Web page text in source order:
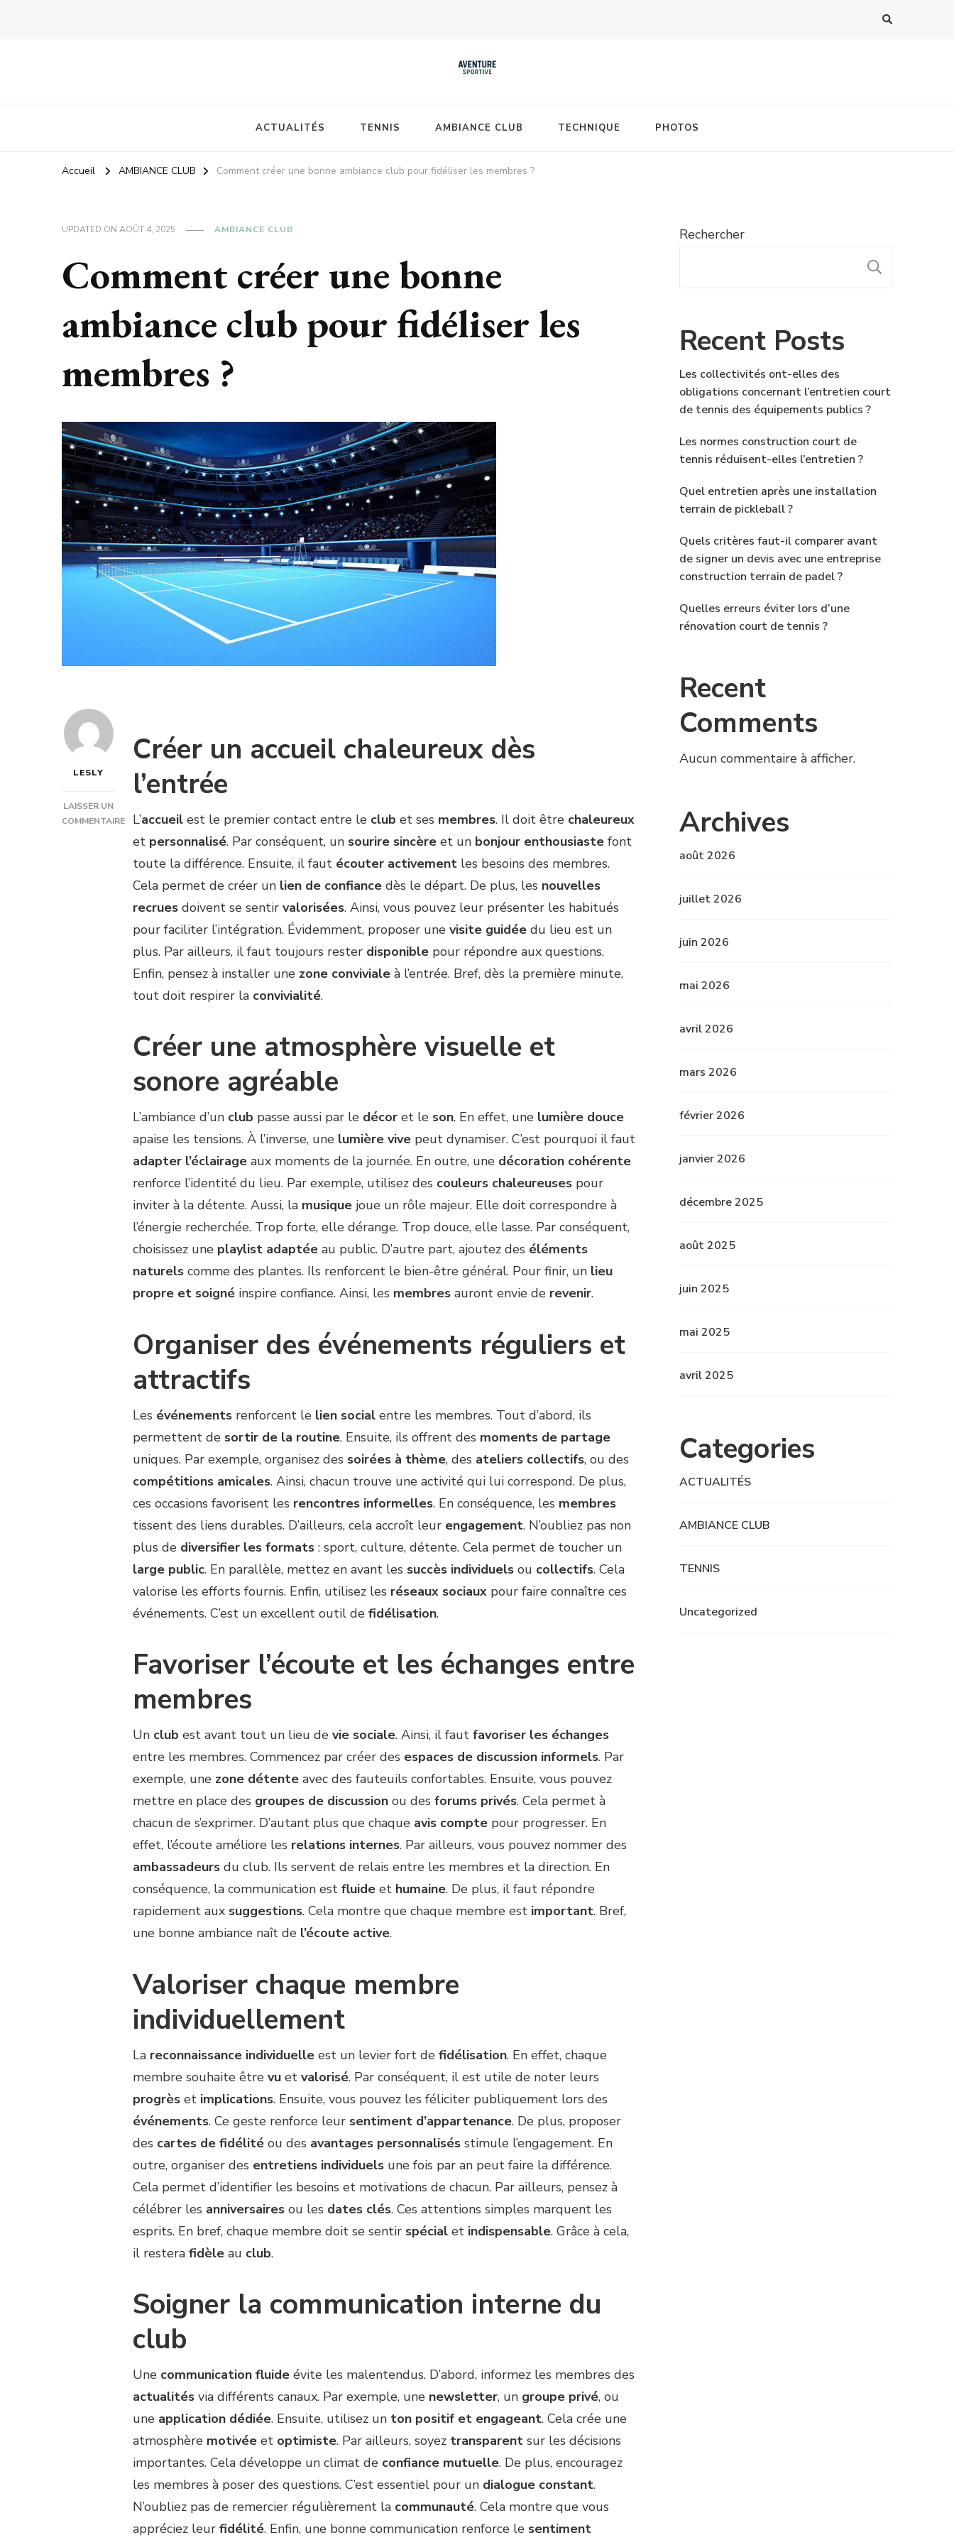
ACTUALITÉS TENNIS AMBIANCE CLUB TECHNIQUE PHOTOS
Accueil AMBIANCE CLUB Comment créer une bonne ambiance club pour fidéliser les membres ?
UPDATED ON AOÛT 4, 2025 AMBIANCE CLUB
Comment créer une bonne
ambiance club pour fidéliser les
membres ?
LESLY
LAISSER UN
COMMENTAIRE
Créer un accueil chaleureux dès
l’entrée
L’accueil est le premier contact entre le club et ses membres. Il doit être chaleureux
et personnalisé. Par conséquent, un sourire sincère et un bonjour enthousiaste font
toute la différence. Ensuite, il faut écouter activement les besoins des membres.
Cela permet de créer un lien de confiance dès le départ. De plus, les nouvelles
recrues doivent se sentir valorisées. Ainsi, vous pouvez leur présenter les habitués
pour faciliter l’intégration. Évidemment, proposer une visite guidée du lieu est un
plus. Par ailleurs, il faut toujours rester disponible pour répondre aux questions.
Enfin, pensez à installer une zone conviviale à l’entrée. Bref, dès la première minute,
tout doit respirer la convivialité.
Créer une atmosphère visuelle et
sonore agréable
L’ambiance d’un club passe aussi par le décor et le son. En effet, une lumière douce
apaise les tensions. À l’inverse, une lumière vive peut dynamiser. C’est pourquoi il faut
adapter l’éclairage aux moments de la journée. En outre, une décoration cohérente
renforce l’identité du lieu. Par exemple, utilisez des couleurs chaleureuses pour
inviter à la détente. Aussi, la musique joue un rôle majeur. Elle doit correspondre à
l’énergie recherchée. Trop forte, elle dérange. Trop douce, elle lasse. Par conséquent,
choisissez une playlist adaptée au public. D’autre part, ajoutez des éléments
naturels comme des plantes. Ils renforcent le bien-être général. Pour finir, un lieu
propre et soigné inspire confiance. Ainsi, les membres auront envie de revenir.
Organiser des événements réguliers et
attractifs
Les événements renforcent le lien social entre les membres. Tout d’abord, ils
permettent de sortir de la routine. Ensuite, ils offrent des moments de partage
uniques. Par exemple, organisez des soirées à thème, des ateliers collectifs, ou des
compétitions amicales. Ainsi, chacun trouve une activité qui lui correspond. De plus,
ces occasions favorisent les rencontres informelles. En conséquence, les membres
tissent des liens durables. D’ailleurs, cela accroît leur engagement. N’oubliez pas non
plus de diversifier les formats : sport, culture, détente. Cela permet de toucher un
large public. En parallèle, mettez en avant les succès individuels ou collectifs. Cela
valorise les efforts fournis. Enfin, utilisez les réseaux sociaux pour faire connaître ces
événements. C’est un excellent outil de fidélisation.
Favoriser l’écoute et les échanges entre
membres
Un club est avant tout un lieu de vie sociale. Ainsi, il faut favoriser les échanges
entre les membres. Commencez par créer des espaces de discussion informels. Par
exemple, une zone détente avec des fauteuils confortables. Ensuite, vous pouvez
mettre en place des groupes de discussion ou des forums privés. Cela permet à
chacun de s’exprimer. D’autant plus que chaque avis compte pour progresser. En
effet, l’écoute améliore les relations internes. Par ailleurs, vous pouvez nommer des
ambassadeurs du club. Ils servent de relais entre les membres et la direction. En
conséquence, la communication est fluide et humaine. De plus, il faut répondre
rapidement aux suggestions. Cela montre que chaque membre est important. Bref,
une bonne ambiance naît de l’écoute active.
Valoriser chaque membre
individuellement
La reconnaissance individuelle est un levier fort de fidélisation. En effet, chaque
membre souhaite être vu et valorisé. Par conséquent, il est utile de noter leurs
progrès et implications. Ensuite, vous pouvez les féliciter publiquement lors des
événements. Ce geste renforce leur sentiment d’appartenance. De plus, proposer
des cartes de fidélité ou des avantages personnalisés stimule l’engagement. En
outre, organiser des entretiens individuels une fois par an peut faire la différence.
Cela permet d’identifier les besoins et motivations de chacun. Par ailleurs, pensez à
célébrer les anniversaires ou les dates clés. Ces attentions simples marquent les
esprits. En bref, chaque membre doit se sentir spécial et indispensable. Grâce à cela,
il restera fidèle au club.
Soigner la communication interne du
club
Une communication fluide évite les malentendus. D’abord, informez les membres des
actualités via différents canaux. Par exemple, une newsletter, un groupe privé, ou
une application dédiée. Ensuite, utilisez un ton positif et engageant. Cela crée une
atmosphère motivée et optimiste. Par ailleurs, soyez transparent sur les décisions
importantes. Cela développe un climat de confiance mutuelle. De plus, encouragez
les membres à poser des questions. C’est essentiel pour un dialogue constant.
N’oubliez pas de remercier régulièrement la communauté. Cela montre que vous
appréciez leur fidélité. Enfin, une bonne communication renforce le sentiment
Rechercher
Recent Posts
Les collectivités ont-elles des
obligations concernant l’entretien court
de tennis des équipements publics ?
Les normes construction court de
tennis réduisent-elles l’entretien ?
Quel entretien après une installation
terrain de pickleball ?
Quels critères faut-il comparer avant
de signer un devis avec une entreprise
construction terrain de padel ?
Quelles erreurs éviter lors d’une
rénovation court de tennis ?
Recent
Comments
Aucun commentaire à afficher.
Archives
août 2026
juillet 2026
juin 2026
mai 2026
avril 2026
mars 2026
février 2026
janvier 2026
décembre 2025
août 2025
juin 2025
mai 2025
avril 2025
Categories
ACTUALITÉS
AMBIANCE CLUB
TENNIS
Uncategorized